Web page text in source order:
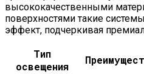
высококачественными
поверхностями такие
эффект, подчеркивая
Тип
освещения